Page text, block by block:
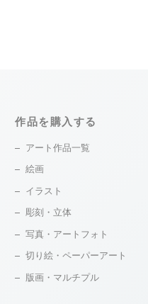
作品を購入する
アート作品一覧
絵画
イラスト
彫刻・立体
写真・アートフォト
切り絵・ペーパーアート
版画・マルチプル